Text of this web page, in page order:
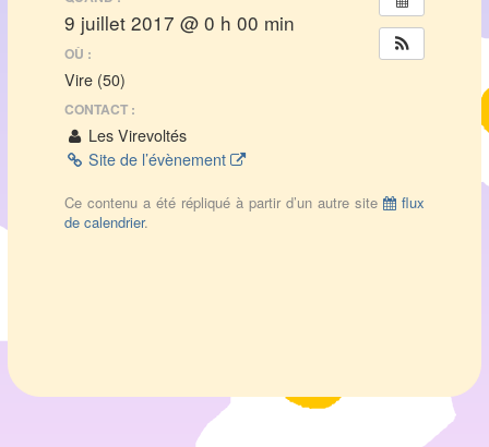
9 juillet 2017 @ 0 h 00 min
OÙ :
Vire (50)
CONTACT :
Les Virevoltés
Site de l’évènement
Ce contenu a été répliqué à partir d’un autre site
flux
de calendrier.